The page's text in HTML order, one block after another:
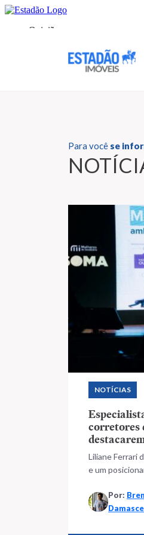
Para você se
NOTÍCIAS
corretores
Liliane Ferrari
e um
Por: